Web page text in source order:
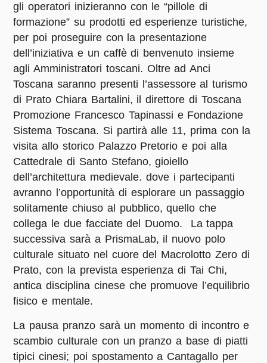
gli operatori inizieranno con le “pillole di
formazione” su prodotti ed esperienze turistiche,
per poi proseguire con la presentazione
dell’iniziativa e un caffè di benvenuto insieme
agli Amministratori toscani. Oltre ad Anci
Toscana saranno presenti l’assessore al turismo
di Prato Chiara Bartalini, il direttore di Toscana
Promozione Francesco Tapinassi e Fondazione
Sistema Toscana. Si partirà alle 11, prima con la
visita allo storico Palazzo Pretorio e poi alla
Cattedrale di Santo Stefano, gioiello
dell’architettura medievale. dove i partecipanti
avranno l’opportunità di esplorare un passaggio
solitamente chiuso al pubblico, quello che
collega le due facciate del Duomo. La tappa
successiva sarà a PrismaLab, il nuovo polo
culturale situato nel cuore del Macrolotto Zero di
Prato, con la prevista esperienza di Tai Chi,
antica disciplina cinese che promuove l’equilibrio
fisico e mentale.
La pausa pranzo sarà un momento di incontro e
scambio culturale con un pranzo a base di piatti
tipici cinesi; poi spostamento a Cantagallo per